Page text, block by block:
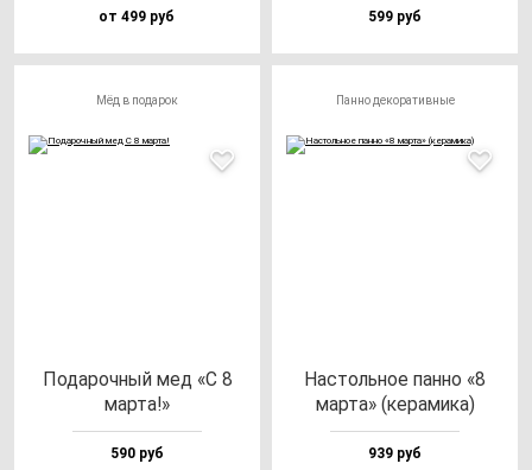
от 499 руб 599 руб
Мёд в подарок
Пода­роч­ный мед «С 8
мар­та!»
590 руб
Панно декоративные
Нас­толь­ное пан­но «8
мар­та» (ке­ра­ми­ка)
939 руб